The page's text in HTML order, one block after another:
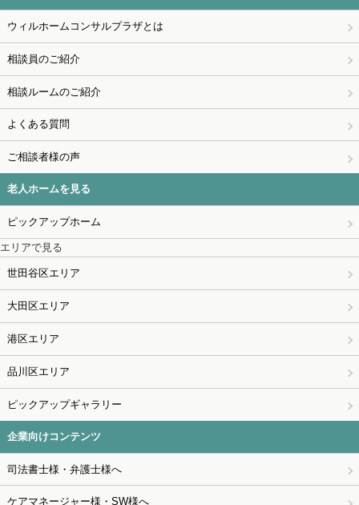
ウィルホームコンサルプラザとは
相談員のご紹介
相談ルームのご紹介
よくある質問
ご相談者様の声
老人ホームを見る
ピックアップホーム
エリアで見る
世田谷区エリア
大田区エリア
港区エリア
品川区エリア
ピックアップギャラリー
企業向けコンテンツ
司法書士様・弁護士様へ
ケアマネージャー様・SW様へ